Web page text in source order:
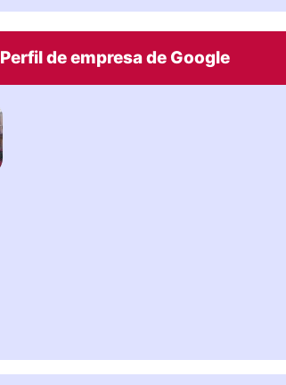
Perfil de empresa de Google